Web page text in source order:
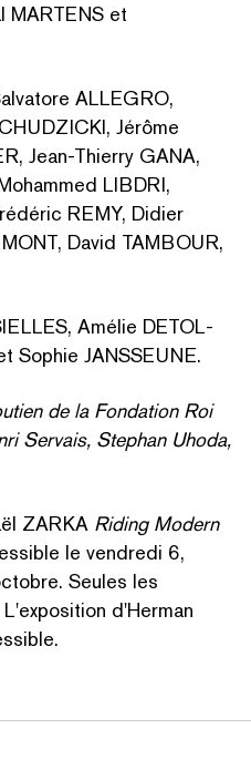
MARTENS et
ALLEGRO,
Jérôme
Jean-Thierry GANA,
LIBDRI,
REMY, Didier
David TAMBOUR,
Amélie DETOL­
Sophie JANSSEUNE.
de la Fondation Roi
Servais, Stephan Uhoda,
ZARKA Riding Modern
le vendredi 6,
Seules les
d'Herman